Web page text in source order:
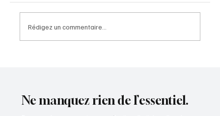
Rédigez un commentaire...
Ne manquez rien de l’essentiel.